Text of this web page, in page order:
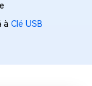
à Clé USB